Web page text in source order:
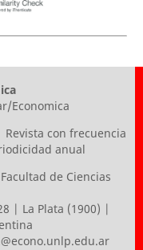
Economica
Revista con frecuencia
anual
Facultad de Ciencias
| La Plata (1900) |